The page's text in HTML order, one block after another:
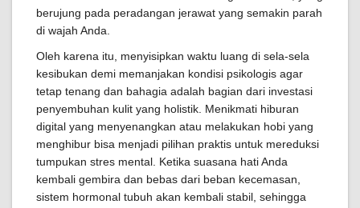
berujung pada peradangan jerawat yang semakin parah
di wajah Anda.
Oleh karena itu, menyisipkan waktu luang di sela-sela
kesibukan demi memanjakan kondisi psikologis agar
tetap tenang dan bahagia adalah bagian dari investasi
penyembuhan kulit yang holistik. Menikmati hiburan
digital yang menyenangkan atau melakukan hobi yang
menghibur bisa menjadi pilihan praktis untuk mereduksi
tumpukan stres mental. Ketika suasana hati Anda
kembali gembira dan bebas dari beban kecemasan,
sistem hormonal tubuh akan kembali stabil, sehingga